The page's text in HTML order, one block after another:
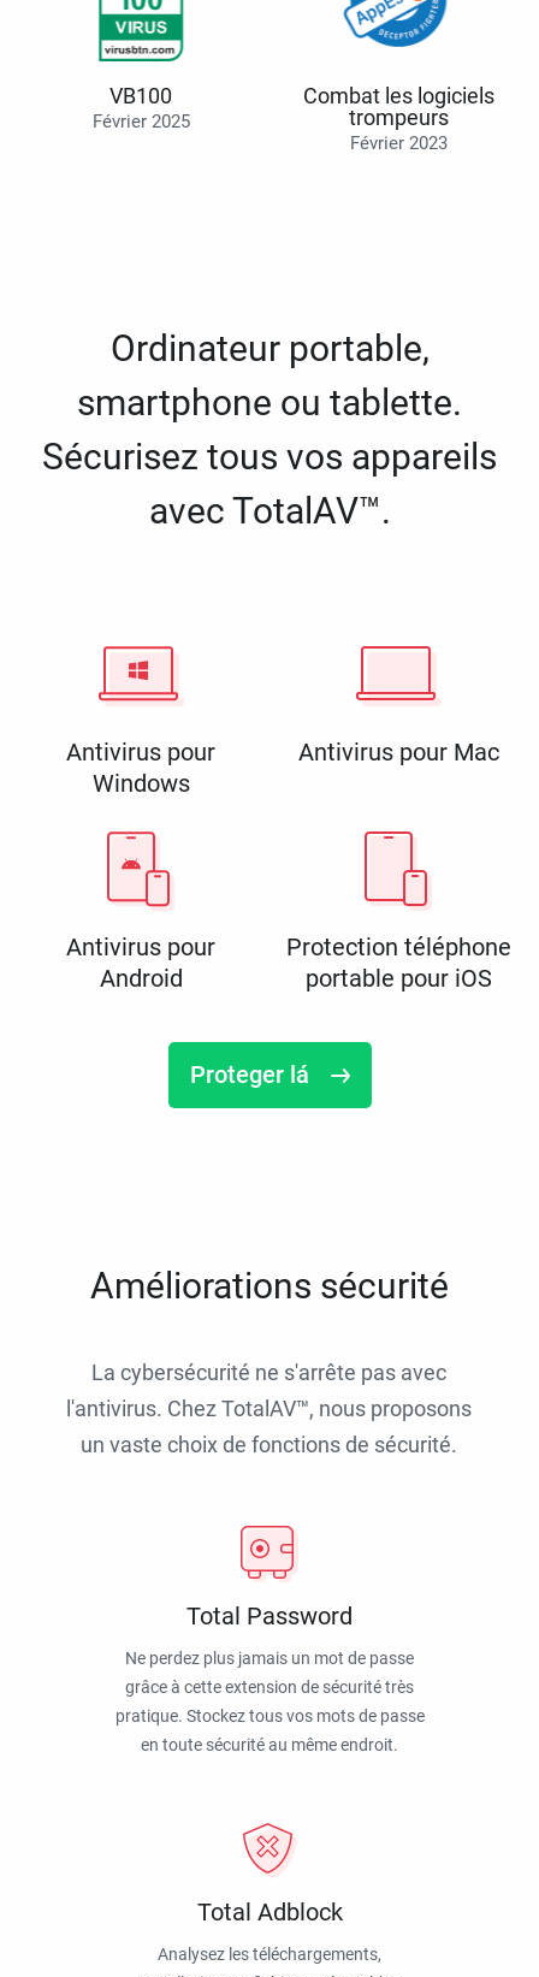
VB100
Février 2025
Combat les logiciels
trompeurs
Février 2023
Ordinateur portable,
smartphone ou tablette.
Sécurisez tous vos appareils
avec TotalAV™.
Antivirus pour
Windows
Antivirus pour Mac
Antivirus pour
Android
Protection téléphone
portable pour iOS
Proteger lá
Améliorations sécurité
La cybersécurité ne s'arrête pas avec
l'antivirus. Chez TotalAV™, nous proposons
un vaste choix de fonctions de sécurité.
Total Password
Ne perdez plus jamais un mot de passe
grâce à cette extension de sécurité très
pratique. Stockez tous vos mots de passe
en toute sécurité au même endroit.
Total Adblock
Analysez les téléchargements,